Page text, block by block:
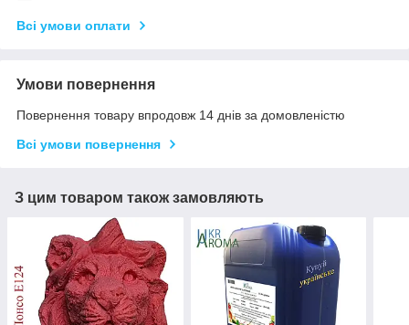
Всі умови оплати
Умови повернення
Повернення товару впродовж 14 днів за домовленістю
Всі умови повернення
З цим товаром також замовляють